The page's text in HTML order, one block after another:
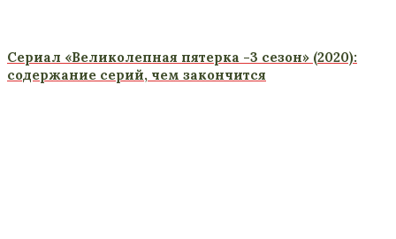
Сериал «Великолепная пятерка -3 сезон» (2020):
содержание серий, чем закончится